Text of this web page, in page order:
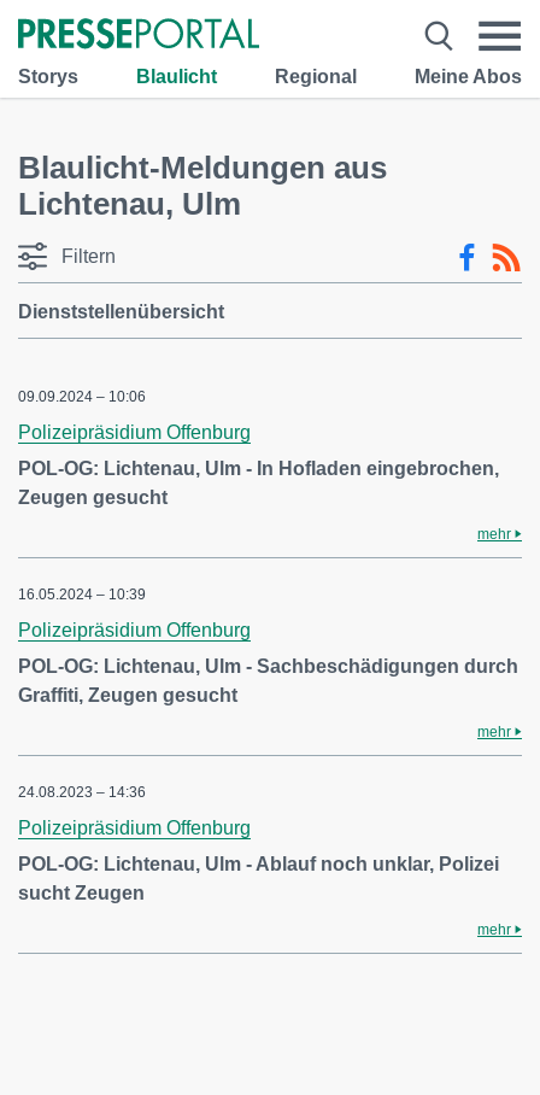
Storys Blaulicht Regional Meine Abos
Blaulicht-Meldungen aus
Lichtenau, Ulm
Filtern
Dienststellenübersicht
09.09.2024 – 10:06
Polizeipräsidium Offenburg
POL-OG: Lichtenau, Ulm - In Hofladen eingebrochen,
Zeugen gesucht
mehr
16.05.2024 – 10:39
Polizeipräsidium Offenburg
POL-OG: Lichtenau, Ulm - Sachbeschädigungen durch
Graffiti, Zeugen gesucht
mehr
24.08.2023 – 14:36
Polizeipräsidium Offenburg
POL-OG: Lichtenau, Ulm - Ablauf noch unklar, Polizei
sucht Zeugen
mehr